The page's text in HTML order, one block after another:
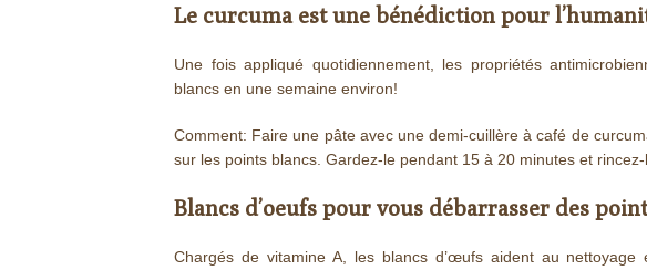
Le curcuma est une bénédiction pour
Une fois appliqué quotidiennement, les propriétés
blancs en une semaine environ!
Comment: Faire une pâte avec une demi-cuillère à café de
sur les points blancs. Gardez-le pendant 15 à 20 minutes et rincez-
Blancs d’oeufs pour vous débarrasser des
Chargés de vitamine A, les blancs d’œufs aident au